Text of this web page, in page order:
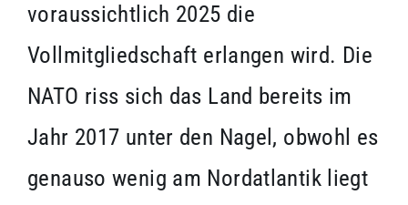
voraussichtlich 2025 die
Vollmitgliedschaft erlangen wird. Die
NATO riss sich das Land bereits im
Jahr 2017 unter den Nagel, obwohl es
genauso wenig am Nordatlantik liegt